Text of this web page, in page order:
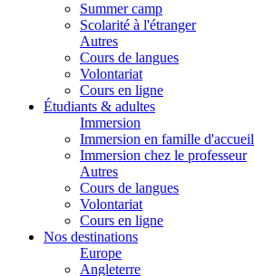
Summer camp
Scolarité à l'étranger
Autres
Cours de langues
Volontariat
Cours en ligne
Étudiants & adultes
Immersion
Immersion en famille d'accueil
Immersion chez le professeur
Autres
Cours de langues
Volontariat
Cours en ligne
Nos destinations
Europe
Angleterre